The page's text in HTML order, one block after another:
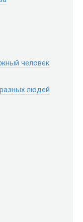
человек
людей